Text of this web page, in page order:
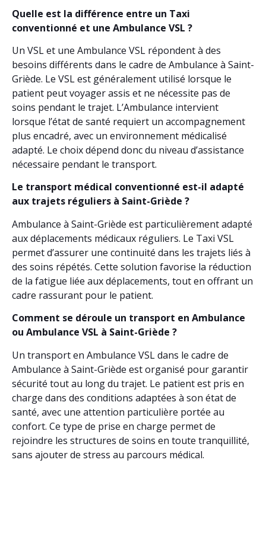
Quelle est la différence entre un Taxi
conventionné et une Ambulance VSL ?
Un VSL et une Ambulance VSL répondent à des
besoins différents dans le cadre de Ambulance à Saint-
Griède. Le VSL est généralement utilisé lorsque le
patient peut voyager assis et ne nécessite pas de
soins pendant le trajet. L’Ambulance intervient
lorsque l’état de santé requiert un accompagnement
plus encadré, avec un environnement médicalisé
adapté. Le choix dépend donc du niveau d’assistance
nécessaire pendant le transport.
Le transport médical conventionné est-il adapté
aux trajets réguliers à Saint-Griède ?
Ambulance à Saint-Griède est particulièrement adapté
aux déplacements médicaux réguliers. Le Taxi VSL
permet d’assurer une continuité dans les trajets liés à
des soins répétés. Cette solution favorise la réduction
de la fatigue liée aux déplacements, tout en offrant un
cadre rassurant pour le patient.
Comment se déroule un transport en Ambulance
ou Ambulance VSL à Saint-Griède ?
Un transport en Ambulance VSL dans le cadre de
Ambulance à Saint-Griède est organisé pour garantir
sécurité tout au long du trajet. Le patient est pris en
charge dans des conditions adaptées à son état de
santé, avec une attention particulière portée au
confort. Ce type de prise en charge permet de
rejoindre les structures de soins en toute tranquillité,
sans ajouter de stress au parcours médical.